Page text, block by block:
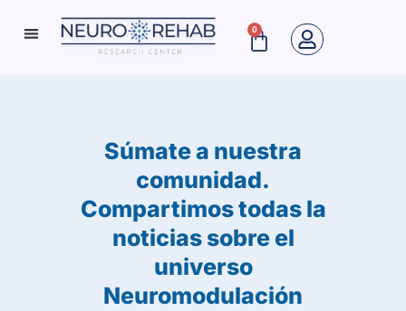
0
Cart
Súmate a nuestra
comunidad.
Compartimos todas la
noticias sobre el
universo
Neuromodulación